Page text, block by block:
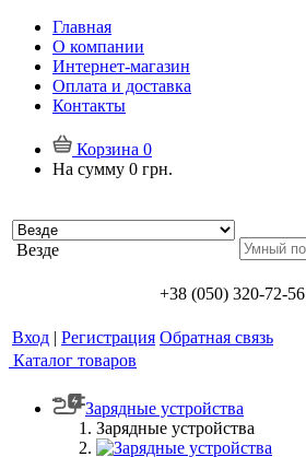
Главная
О компании
Интернет-магазин
Оплата и доставка
Контакты
Корзина 0
На сумму 0 грн.
Везде
+38 (050) 320-72-56
Вход | Регистрация Обратная связь
Каталог товаров
Зарядные устройства
Зарядные устройства